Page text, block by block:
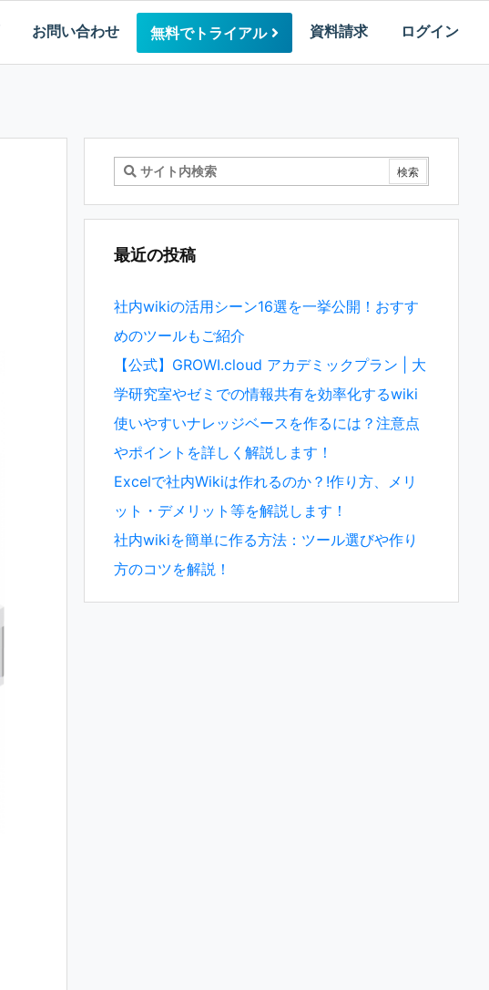
お問い合わせ 無料でトライアル 資料請求 ログイン
最近の投稿
社内wikiの活用シーン16選を一挙公開！おすす
めのツールもご紹介
【公式】GROWI.cloud アカデミックプラン | 大
学研究室やゼミでの情報共有を効率化するwiki
使いやすいナレッジベースを作るには？注意点
やポイントを詳しく解説します！
Excelで社内Wikiは作れるのか？!作り方、メリ
ット・デメリット等を解説します！
社内wikiを簡単に作る方法：ツール選びや作り
方のコツを解説！